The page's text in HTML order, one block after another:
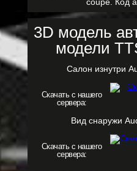
3D модель
модели
Салон изнутри
Скачать с нашего
сервера:
Вид снаружи
Скачать с нашего
сервера: